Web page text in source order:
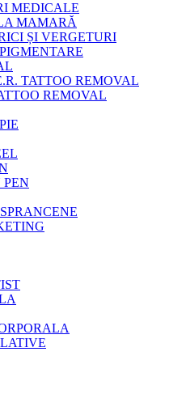
MEDICALE
MAMARĂ
ȘI VERGETURI
TATTOO REMOVAL
REMOVAL